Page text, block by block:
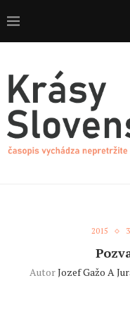
2015
AutorJozef Gažo A